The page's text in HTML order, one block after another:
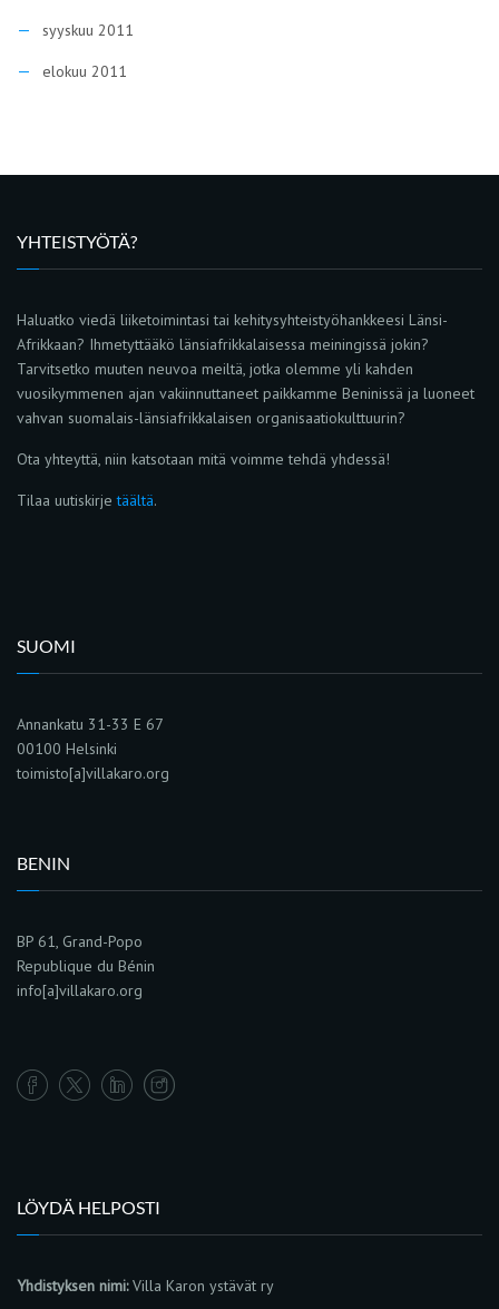
syyskuu 2011
elokuu 2011
YHTEISTYÖTÄ?
Haluatko viedä liiketoimintasi tai kehitysyhteistyöhankkeesi Länsi-
Afrikkaan? Ihmetyttääkö länsiafrikkalaisessa meiningissä jokin?
Tarvitsetko muuten neuvoa meiltä, jotka olemme yli kahden
vuosikymmenen ajan vakiinnuttaneet paikkamme Beninissä ja luoneet
vahvan suomalais-länsiafrikkalaisen organisaatiokulttuurin?
Ota yhteyttä, niin katsotaan mitä voimme tehdä yhdessä!
Tilaa uutiskirjetäältä.
SUOMI
Annankatu 31-33 E 67
00100 Helsinki
toimisto[a]villakaro.org
BENIN
BP 61, Grand-Popo
Republique du Bénin
info[a]villakaro.org
LÖYDÄ HELPOSTI
Yhdistyksen nimi:Villa Karon ystävät ry